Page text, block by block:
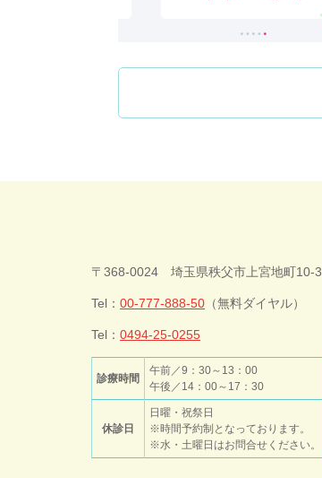
ン
先
頭
戻
の
る
今井歯科クリ
ニック
〒368-0024 埼玉県秩父市上宮地町10-3
Tel： 00-777-888-50 （無料ダイヤル）
Tel： 0494-25-0255
診療時間
午前／9：30～13：00
午後／14：00～17：30
休診日
日曜・祝祭日
※時間予約制となっております。
※水・土曜日はお問合せください。